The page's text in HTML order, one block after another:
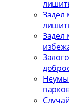
Задел
Задел